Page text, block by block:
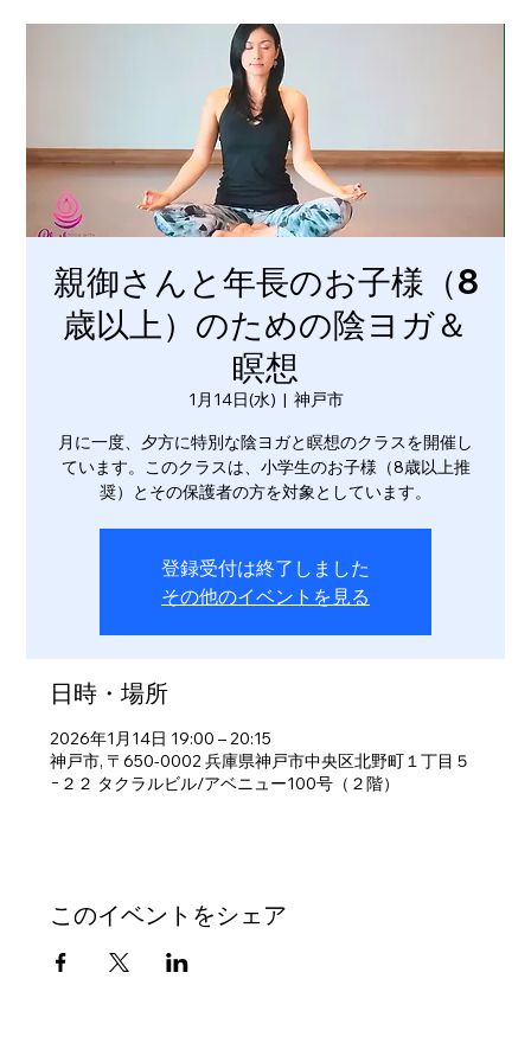
親御さんと年長のお子様（8
歳以上）のための陰ヨガ＆
瞑想
1月14日(水)
  |
神戸市
月に一度、夕方に特別な陰ヨガと瞑想のクラスを開催し
ています。このクラスは、小学生のお子様（8歳以上推
奨）とその保護者の方を対象としています。
登録受付は終了しました
その他のイベントを見る
日時・場所
2026年1月14日 19:00 – 20:15
神戸市, 〒650-0002 兵庫県神戸市中央区北野町１丁目５
−２２ タクラルビル/アベニュー100号（２階）
このイベントをシェア